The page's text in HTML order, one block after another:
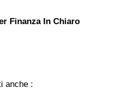
Finanza In Chiaro
anche :